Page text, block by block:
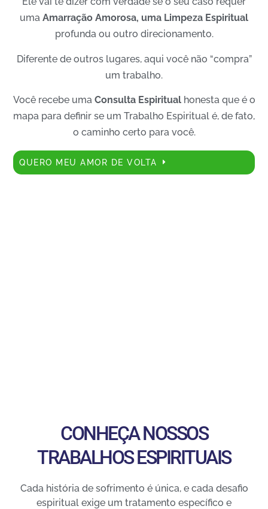
uma Amarração Amorosa, uma Limpeza Espiritual
profunda ou outro direcionamento.
Diferente de outros lugares, aqui você não “compra”
um trabalho.
Você recebe uma Consulta Espiritualhonesta que é o
mapa para definir se um Trabalho Espiritual é, de fato,
o caminho certo para você.
QUERO MEU AMOR DE VOLTA
CONHEÇA NOSSOS
TRABALHOS ESPIRITUAIS
Cada história de sofrimento é única, e cada desafio
espiritual exige um tratamento específico e